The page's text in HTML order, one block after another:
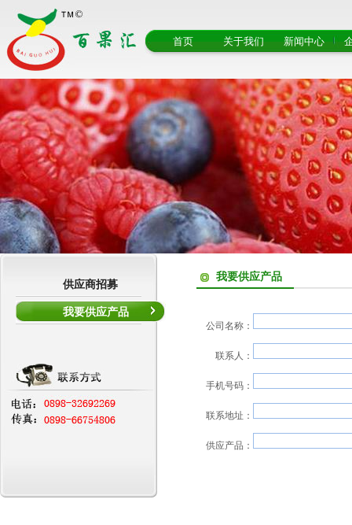
首页 关于我们 新闻中心
我要供应产品
公司名称：
联系人：
手机号码：
联系地址：
供应产品：
供应商招募
我要供应产品